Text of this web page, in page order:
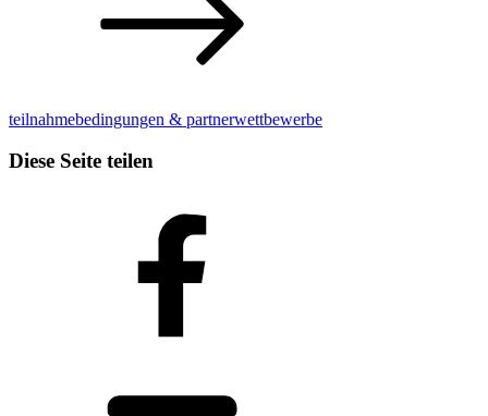
teilnahmebedingungen & partnerwettbewerbe
Diese Seite teilen